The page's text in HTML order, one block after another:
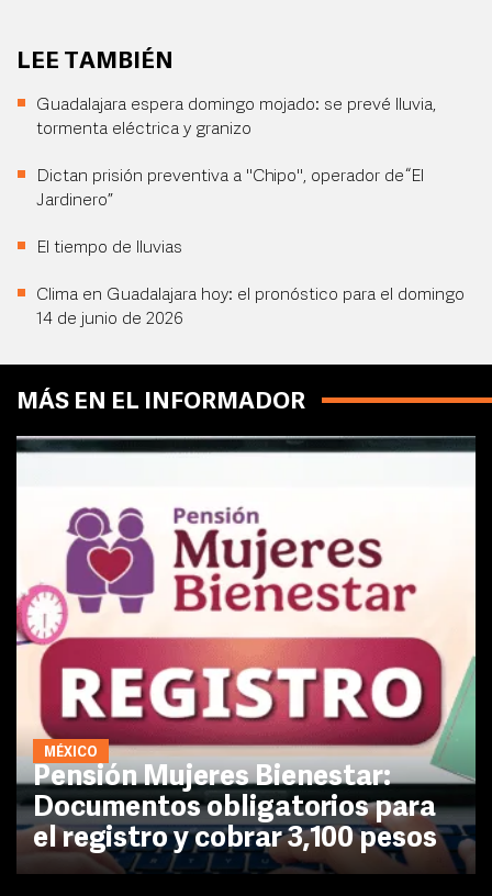
LEE TAMBIÉN
Guadalajara espera domingo mojado: se prevé lluvia,
tormenta eléctrica y granizo
Dictan prisión preventiva a "Chipo", operador de “El
Jardinero”
El tiempo de lluvias
Clima en Guadalajara hoy: el pronóstico para el domingo
14 de junio de 2026
MÁS EN EL INFORMADOR
MÉXICO
Pensión Mujeres Bienestar:
Documentos obligatorios para
el registro y cobrar 3,100 pesos